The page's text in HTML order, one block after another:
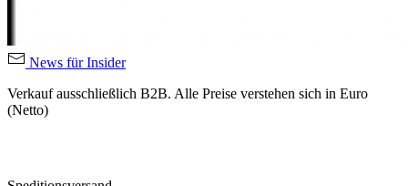
News für Insider
Verkauf ausschließlich B2B. Alle Preise verstehen sich in Euro
(Netto)